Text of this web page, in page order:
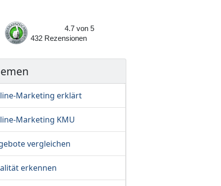
4.7 von5
432
Rezensionen
Marketing erklärt
Marketing KMU
vergleichen
erkennen